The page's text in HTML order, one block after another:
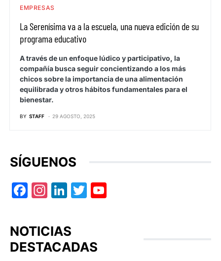
EMPRESAS
La Serenísima va a la escuela, una nueva edición de su
programa educativo
A través de un enfoque lúdico y participativo, la
compañía busca seguir concientizando a los más
chicos sobre la importancia de una alimentación
equilibrada y otros hábitos fundamentales para el
bienestar.
BY STAFF 29 AGOSTO, 2025
SÍGUENOS
Facebook
Instagram
LinkedIn
Twitter
NOTICIAS
DESTACADAS